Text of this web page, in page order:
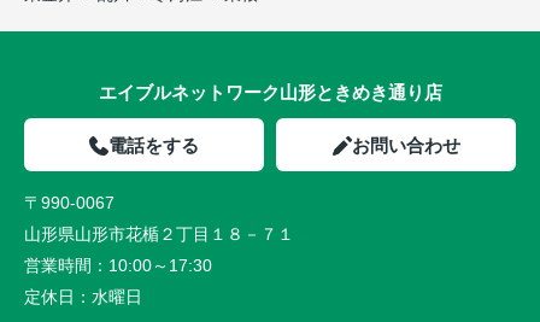
エイブルネットワーク山形ときめき通り店
電話をする お問い合わせ
〒990-0067
山形県山形市花楯２丁目１８－７１
営業時間： 10:00～17:30
定休日： 水曜日